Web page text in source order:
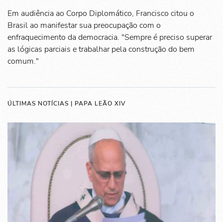
Em audiência ao Corpo Diplomático, Francisco citou o
Brasil ao manifestar sua preocupação com o
enfraquecimento da democracia. "Sempre é preciso superar
as lógicas parciais e trabalhar pela construção do bem
comum."
ÚLTIMAS NOTÍCIAS | PAPA LEÃO XIV